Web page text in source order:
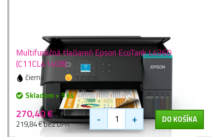
Multifunkčná tlačiareň Epson EcoTank L4360
(C11CL41408)
čierna
1 zlaťák
Skladom > 9 ks
270,40 €
219,84 € bez DPH - + DO KOŠÍKA